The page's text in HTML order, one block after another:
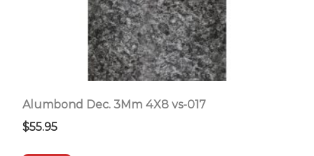
Alumbond Dec. 3Mm 4X8 vs-017
$55.95